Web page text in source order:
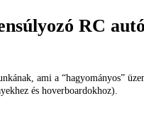
RC autó
ami a “hagyományos”
és hoverboardokhoz).